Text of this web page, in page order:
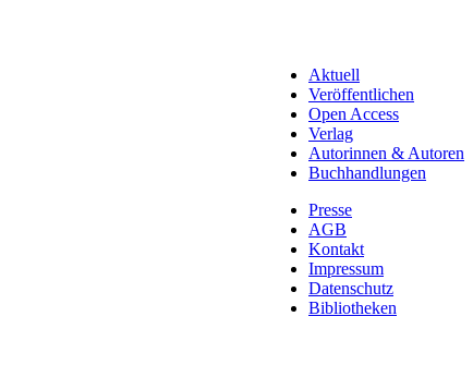
Aktuell
Veröffentlichen
Open Access
Verlag
Autorinnen & Autoren
Buchhandlungen
Presse
AGB
Kontakt
Impressum
Datenschutz
Bibliotheken